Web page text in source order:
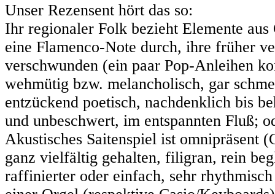
Unser Rezensent hört das so:
Ihr regionaler Folk bezieht Elemente
eine Flamenco-Note durch, ihre früher
verschwunden (ein paar Pop-Anleihen
wehmütig bzw. melancholisch, gar
entzückend poetisch, nachdenklich bis
und unbeschwert, im entspannten Fluß;
Akustisches Saitenspiel ist omnipräsent
ganz vielfältig gehalten, filigran, rein
raffinierter oder einfach, sehr